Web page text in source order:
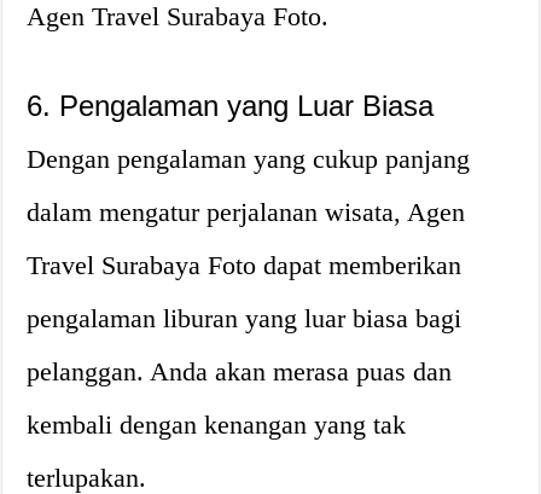
Agen Travel Surabaya Foto.
6. Pengalaman yang Luar Biasa
Dengan pengalaman yang cukup panjang
dalam mengatur perjalanan wisata, Agen
Travel Surabaya Foto dapat memberikan
pengalaman liburan yang luar biasa bagi
pelanggan. Anda akan merasa puas dan
kembali dengan kenangan yang tak
terlupakan.